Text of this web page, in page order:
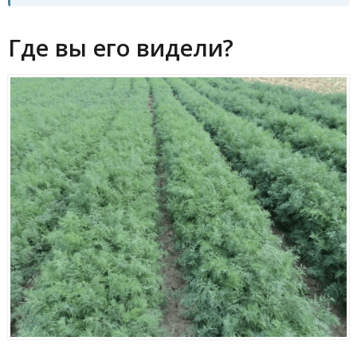
Где вы его видели?